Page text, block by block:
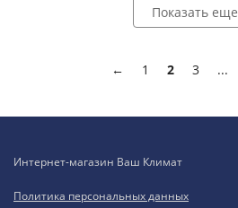
Показать еще
← 1 2 3 ...
Интернет-магазин Ваш Климат
Политика персональных данных